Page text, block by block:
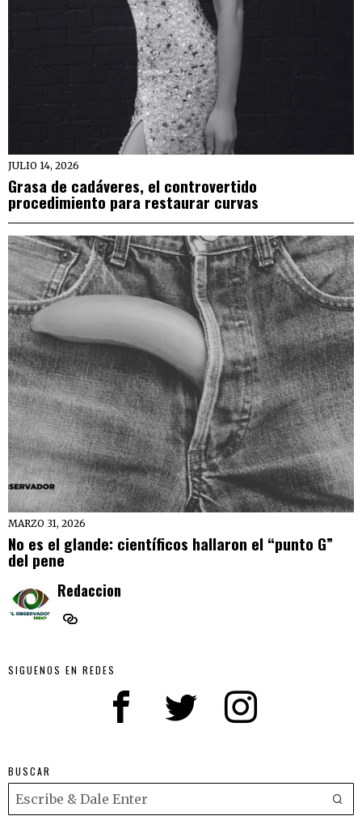
JULIO 14, 2026
Grasa de cadáveres, el controvertido
procedimiento para restaurar curvas
MARZO 31, 2026
No es el glande: científicos hallaron el “punto G”
del pene
Redaccion
SIGUENOS EN REDES
BUSCAR